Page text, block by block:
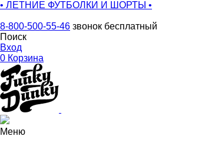
• ЛЕТНИЕ ФУТБОЛКИ И ШОРТЫ •
8-800-500-55-46 звонок бесплатный
Поиск
Вход
0 Корзина
Меню